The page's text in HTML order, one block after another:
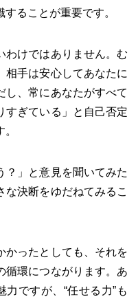
ることが重要です。
わけではありません。む
相手は安心してあなたに
し、常にあなたがすべて
すぎている」と自己否定
？」と意見を聞いてみた
な決断をゆだねてみるこ
かったとしても、それを
循環につながります。あ
力ですが、“任せる力”も